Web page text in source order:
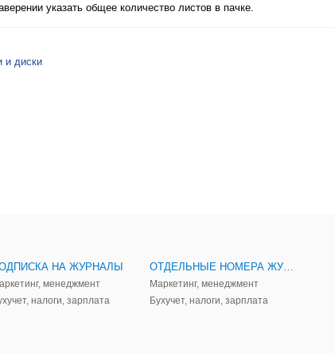
указать общее количество листов в пачке.
и диски
НА ЖУРНАЛЫ
менеджмент
налоги, зарплата
ОТДЕЛЬНЫЕ НОМЕРА ЖУРНАЛОВ
Маркетинг, менеджмент
Бухучет, налоги, зарплата